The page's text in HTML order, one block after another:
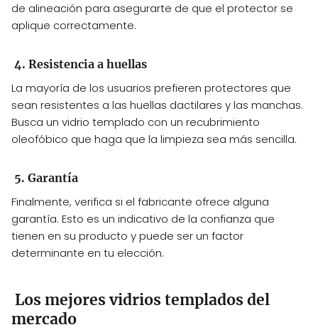
de alineación para asegurarte de que el protector se
aplique correctamente.
4. Resistencia a huellas
La mayoría de los usuarios prefieren protectores que
sean resistentes a las huellas dactilares y las manchas.
Busca un vidrio templado con un recubrimiento
oleofóbico que haga que la limpieza sea más sencilla.
5. Garantía
Finalmente, verifica si el fabricante ofrece alguna
garantía. Esto es un indicativo de la confianza que
tienen en su producto y puede ser un factor
determinante en tu elección.
Los mejores vidrios templados del
mercado